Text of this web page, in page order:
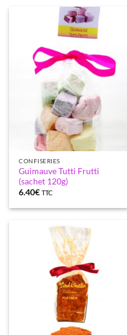
CONFISERIES
Guimauve Tutti Frutti
(sachet 120g)
6.40€ TTC